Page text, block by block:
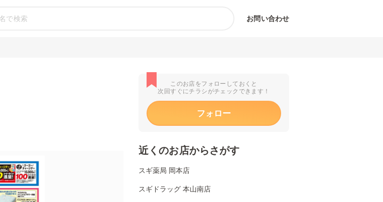
お問い合わせ
このお店をフォローしておくと
次回すぐにチラシがチェックできます！
フォロー
近くのお店からさがす
スギ薬局 岡本店
スギドラッグ 本山南店